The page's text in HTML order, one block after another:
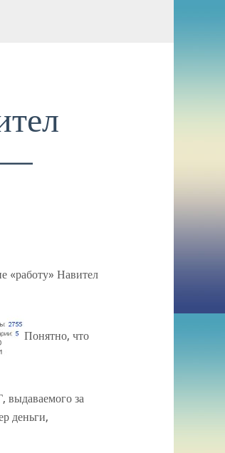
—
«работу» Навител
Понятно, что
выдаваемого за
деньги,